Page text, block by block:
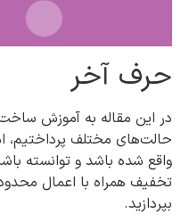
حرف آخر
در این مقاله به آموزش
حالت‌های مختلف پرداختیم،
واقع شده باشد و توانسته
تخفیف همراه با اعمال
بپردازید.